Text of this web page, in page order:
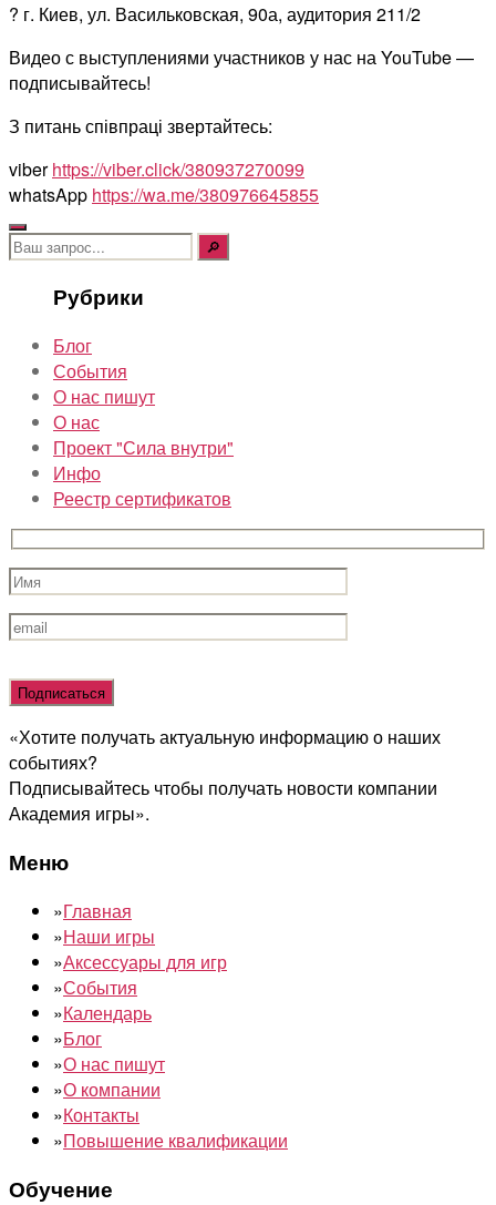
? г. Киев, ул. Васильковская, 90а, аудитория 211/2
Видео с выступлениями участников у нас на YouTube —
подписывайтесь!
З питань співпраці звертайтесь:
viberhttps://viber.click/380937270099
whatsApp https://wa.me/380976645855
Поиск:
Рубрики
Блог
События
О нас пишут
О нас
Проект "Сила внутри"
Инфо
Реестр сертификатов
Оставьте
это
пустым.
«Хотите получать актуальную информацию о наших
событиях?
Подписывайтесь чтобы получать новости компании
Академия игры».
Меню
»Главная
»Наши игры
»Аксессуары для игр
»События
»Календарь
»Блог
»О нас пишут
»О компании
»Контакты
»Повышение квалификации
Обучение